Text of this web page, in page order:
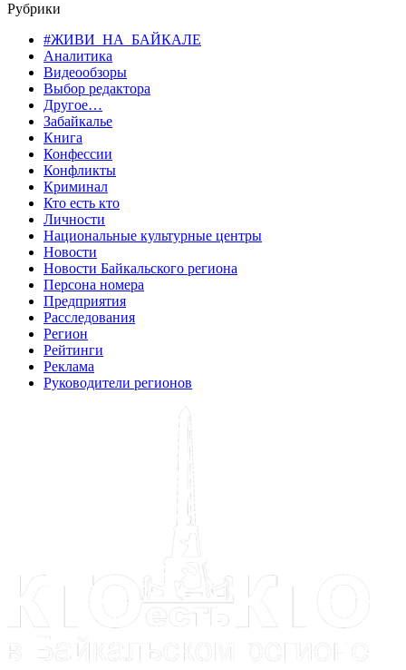
Рубрики
#ЖИВИ_НА_БАЙКАЛЕ
Аналитика
Видеообзоры
Выбор редактора
Другое…
Забайкалье
Книга
Конфессии
Конфликты
Криминал
Кто есть кто
Личности
Национальные культурные центры
Новости
Новости Байкальского региона
Персона номера
Предприятия
Расследования
Регион
Рейтинги
Реклама
Руководители регионов